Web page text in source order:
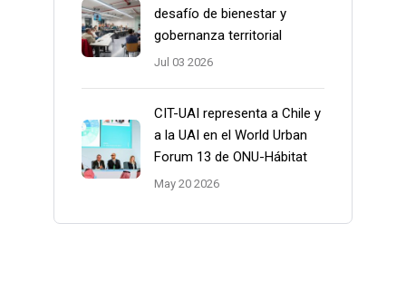
desafío de bienestar y
gobernanza territorial
Jul 03 2026
CIT-UAI representa a Chile y
a la UAI en el World Urban
Forum 13 de ONU-Hábitat
May 20 2026